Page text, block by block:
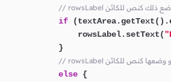
if
                rowsLabel.setText(
            }
else {